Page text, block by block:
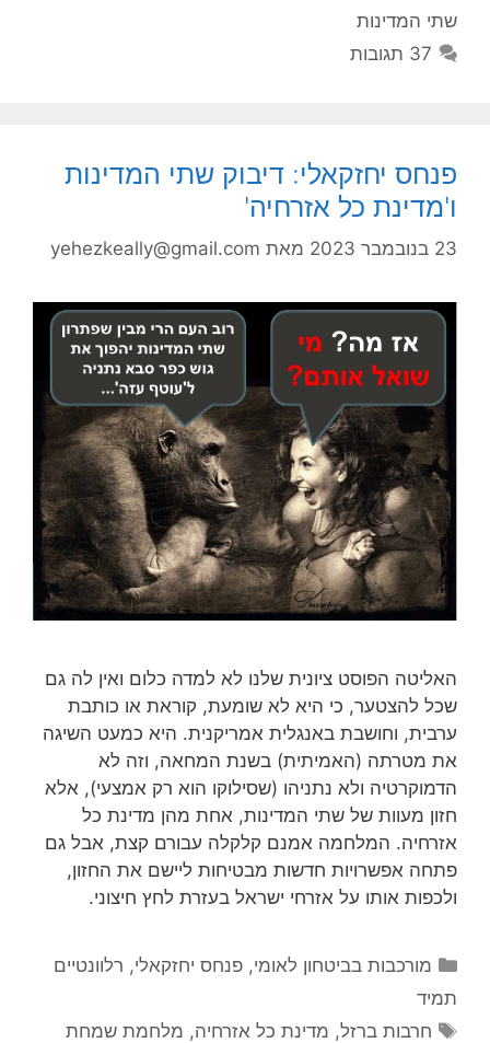
שתי המדינות
37 תגובות
פנחס יחזקאלי: דיבוק שתי המדינות
ו'מדינת כל אזרחיה'
23 בנובמבר 2023 מאת yehezkeally@gmail.com
האליטה הפוסט ציונית שלנו לא למדה כלום ואין לה גם
שכל להצטער, כי היא לא שומעת, קוראת או כותבת
ערבית, וחושבת באנגלית אמריקנית. היא כמעט השיגה
את מטרתה (האמיתית) בשנת המחאה, וזה לא
הדמוקרטיה ולא נתניהו (שסילוקו הוא רק אמצעי), אלא
חזון מעוות של שתי המדינות, אחת מהן מדינת כל
אזרחיה. המלחמה אמנם קלקלה עבורם קצת, אבל גם
פתחה אפשרויות חדשות מבטיחות ליישם את החזון,
ולכפות אותו על אזרחי ישראל בעזרת לחץ חיצוני.
קטגוריות
מורכבות בביטחון לאומי,פנחס יחזקאלי, רלוונטיים
תמיד
תגיות
חרבות ברזל, מדינת כל אזרחיה, מלחמת שמחת